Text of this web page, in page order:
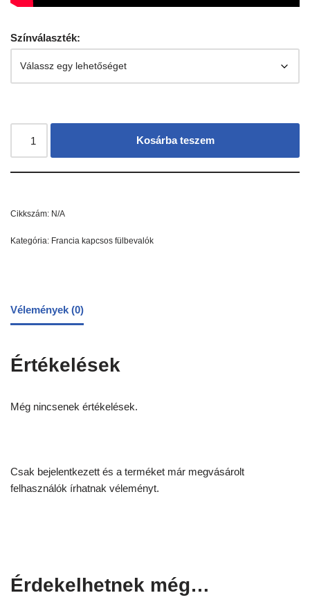
Színválaszték:
Kosárba teszem
Cikkszám: N/A
Kategória: Francia kapcsos fülbevalók
Vélemények (0)
Értékelések
Még nincsenek értékelések.
Csak bejelentkezett és a terméket már megvásárolt
felhasználók írhatnak véleményt.
Érdekelhetnek még…